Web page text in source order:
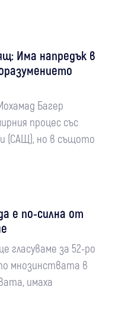
Има напредък в
Багер
процес със
(САЩ), но в същото
е по-силна от
гласуваме за 52-ро
мнозинствата в
имаха